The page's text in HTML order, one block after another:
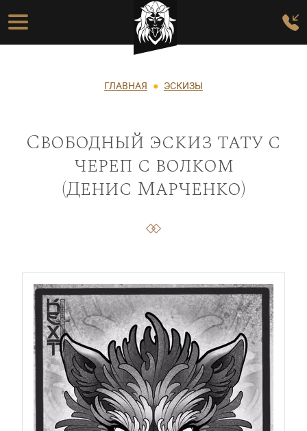
Перейти к основному содержанию
Основная навигация
Строка навигации
ГЛАВНАЯ ЭСКИЗЫ
Свободный эскиз тату с
череп с волком
(Денис Марченко)